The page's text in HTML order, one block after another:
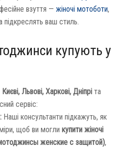
взуття — жіночі мотоботи,
підкреслять ваш стиль.
купують у
Києві, Львові, Харкові, Дніпрі та
сервіс:
Наші консультанти підкажуть, як
щоб ви могли купити жіночі
женские с защитой),